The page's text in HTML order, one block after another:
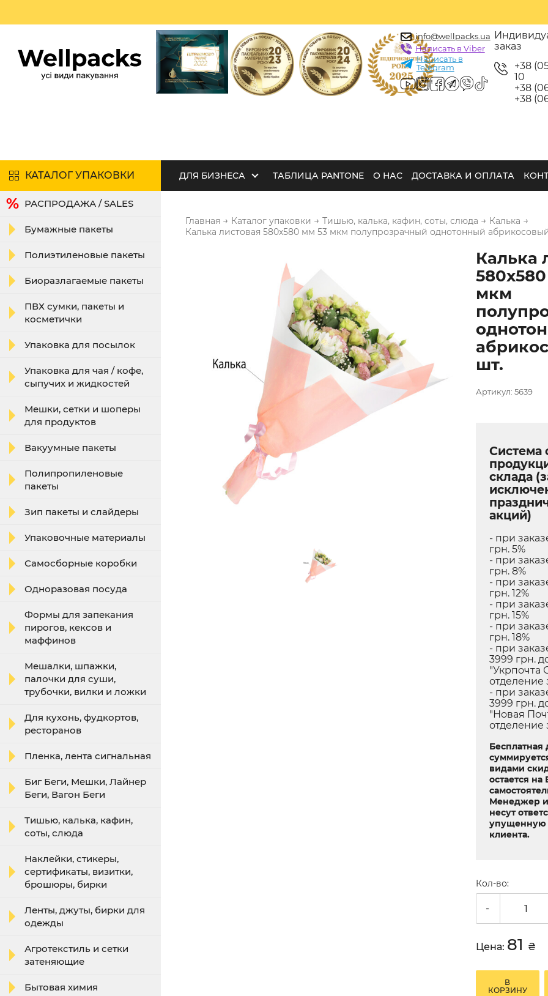
info@wellpacks.ua
Написать в Viber
Написать в
Telegram
заказ
+38
10
+38
+38
КАТАЛОГ УПАКОВКИ ДЛЯ БИЗНЕСА ТАБЛИЦА PANTONE О НАС ДОСТАВКА И ОПЛАТА
РАСПРОДАЖА / SALES
Бумажные пакеты
Полиэтиленовые пакеты
Биоразлагаемые пакеты
ПВХ сумки, пакеты и
косметички
Упаковка для посылок
Упаковка для чая / кофе,
сыпучих и жидкостей
Мешки, сетки и шоперы
для продуктов
Вакуумные пакеты
Полипропиленовые
пакеты
Зип пакеты и слайдеры
Упаковочные материалы
Самосборные коробки
Одноразовая посуда
Формы для запекания
пирогов, кексов и
маффинов
Мешалки, шпажки,
палочки для суши,
трубочки, вилки и ложки
Для кухонь, фудкортов,
ресторанов
Пленка, лента сигнальная
Биг Беги, Мешки, Лайнер
Беги, Вагон Беги
Тишью, калька, кафин,
соты, слюда
Наклейки, стикеры,
сертификаты, визитки,
брошюры, бирки
Ленты, джуты, бирки для
одежды
Агротекстиль и сетки
затеняющие
Бытовая химия
Главная → Каталог упаковки → Тишью, калька, кафин, соты, слюда → Калька →
Калька листовая 580х580 мм 53 мкм полупрозрачный однотонный
Калька
мкм
шт.
Артикул: 5639
Система
склада
акций)
- при
грн. 5%
- при
грн. 8%
- при
грн. 12%
- при
грн. 15%
- при
грн. 18%
- при
3999 грн.
"Укрпочта
отделение
- при
3999 грн.
"Новая
отделение
Бесплатная
видами
остается на
Менеджер
несут
упущенную
клиента.
Кол-во:
-
Цена: 81 ₴
В
КОРЗИНУ